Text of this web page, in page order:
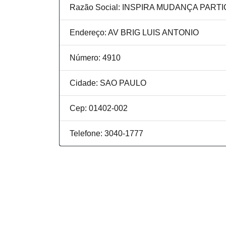
Razão Social: INSPIRA MUDANÇA
Endereço: AV BRIG LUIS ANTONIO
Número: 4910
Cidade: SAO PAULO
Cep: 01402-002
Telefone: 3040-1777